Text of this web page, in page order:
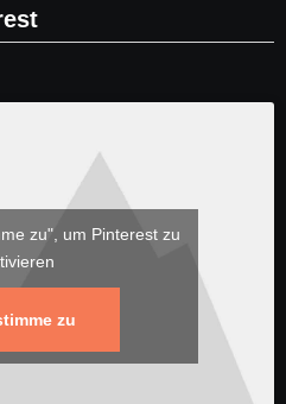
zu", um Pinterest zu
zu